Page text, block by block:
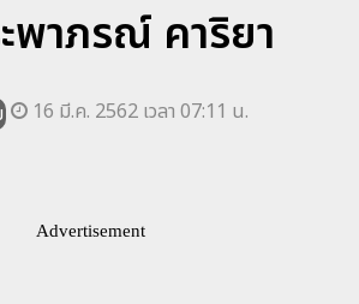
พาภรณ์ คาริยา
16 มี.ค. 2562 เวลา 07:11 น.
Advertisement